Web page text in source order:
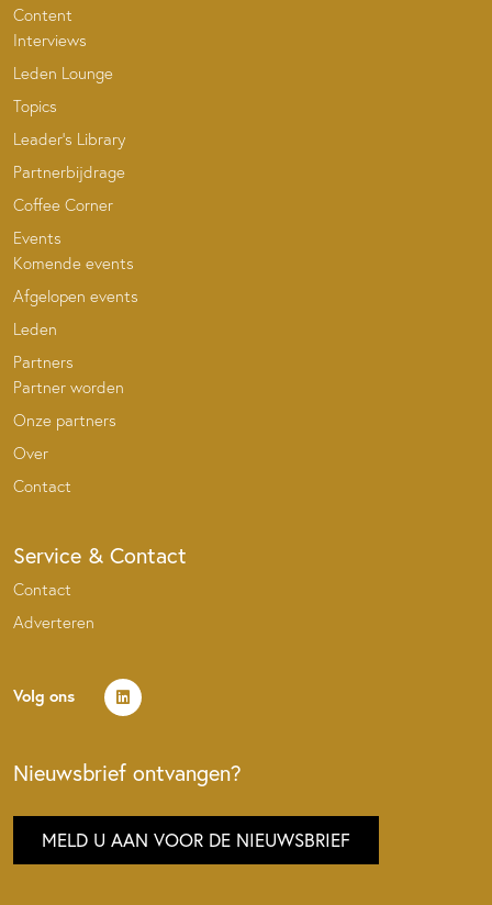
Content
Interviews
Leden Lounge
Topics
Leader’s Library
Partnerbijdrage
Coffee Corner
Events
Komende events
Afgelopen events
Leden
Partners
Partner worden
Onze partners
Over
Contact
Service & Contact
Contact
Adverteren
Volg ons
Nieuwsbrief ontvangen?
MELD U AAN VOOR DE NIEUWSBRIEF